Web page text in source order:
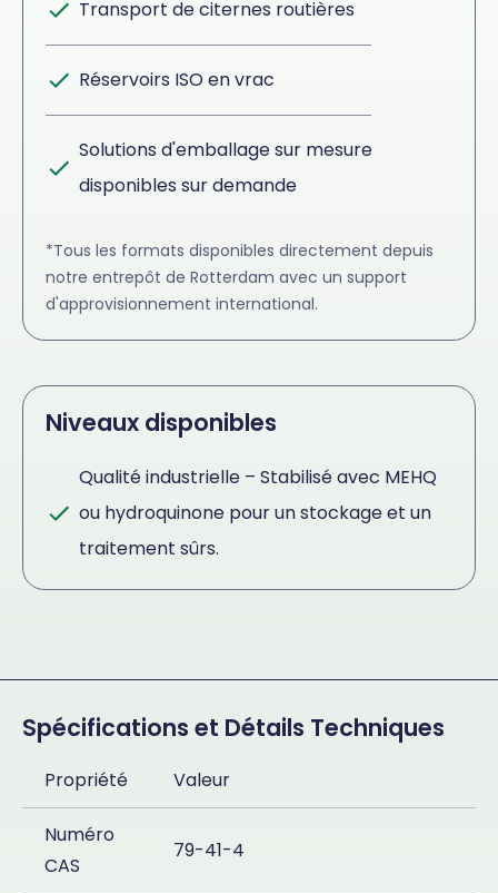
Transport de citernes routières
Réservoirs ISO en vrac
Solutions d'emballage sur mesure
disponibles sur demande
*Tous les formats disponibles directement depuis
notre entrepôt de Rotterdam avec un support
d'approvisionnement international.
Niveaux disponibles
Qualité industrielle – Stabilisé avec MEHQ
ou hydroquinone pour un stockage et un
traitement sûrs.
Spécifications et Détails Techniques
Propriété Valeur
Numéro
CAS
79-41-4